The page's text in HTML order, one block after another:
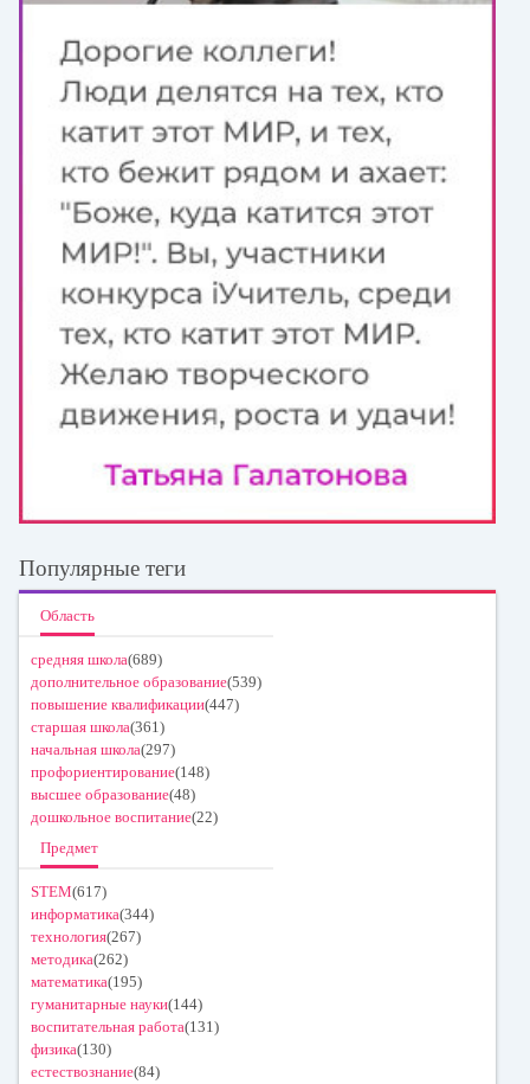
Популярные теги
Область
средняя школа(689)
дополнительное образование(539)
повышение квалификации(447)
старшая школа(361)
начальная школа(297)
профориентирование(148)
высшее образование(48)
дошкольное воспитание(22)
Предмет
STEM(617)
информатика(344)
технология(267)
методика(262)
математика(195)
гуманитарные науки(144)
воспитательная работа(131)
физика(130)
естествознание(84)